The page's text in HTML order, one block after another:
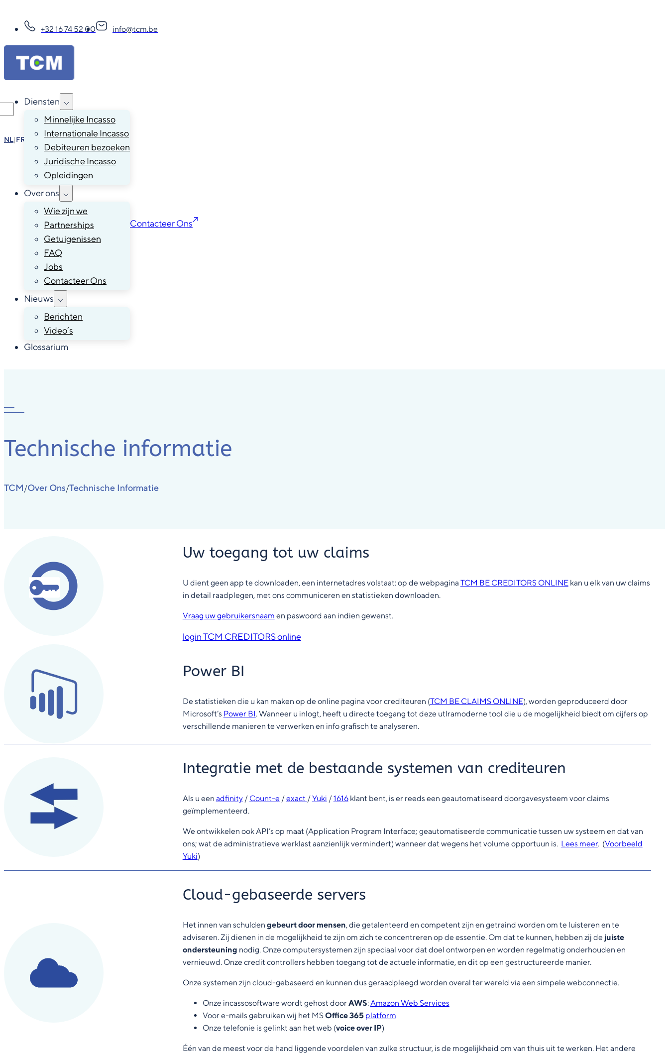
+32 16 74 52 00 info@tcm.be
NL|FR DE
Diensten
Minnelijke Incasso
Internationale Incasso
Debiteuren bezoeken
Juridische Incasso
Opleidingen
Over ons
Wie zijn we
Partnerships
Getuigenissen
FAQ
Jobs
Contacteer Ons
Nieuws
Berichten
Video’s
Glossarium
Contacteer Ons
Technische informatie
TCM/Over Ons/Technische Informatie
Uw toegang tot uw claims
U dient geen app te downloaden, een internetadres volstaat: op de webpagina TCM BE CREDITORS ONLINEkan u elk van uw claims
in detail raadplegen, met ons communiceren en statistieken downloaden.
Vraag uw gebruikersnaam en paswoord aan indien gewenst.
login TCM CREDITORS online
Power BI
De statistieken die u kan maken op de online pagina voor crediteuren (TCM BE CLAIMS ONLINE), worden geproduceerd door
Microsoft’s Power BI. Wanneer u inlogt, heeft u directe toegang tot deze utlramoderne tool die u de mogelijkheid biedt om cijfers op
verschillende manieren te verwerken en info grafisch te analyseren.
Integratie met de bestaande systemen van crediteuren
Als u een adfinity/ Count-e /exact /Yuki /1616klant bent, is er reeds een geautomatiseerd doorgavesysteem voor claims
geïmplementeerd.
We ontwikkelen ook API’s op maat (Application Program Interface; geautomatiseerde communicatie tussen uw systeem en dat van
ons; wat de administratieve werklast aanzienlijk vermindert) wanneer dat wegens het volume opportuun is. Lees meer. (Voorbeeld
Yuki)
Cloud-gebaseerde servers
Het innen van schulden gebeurt door mensen, die getalenteerd en competent zijn en getraind worden om te luisteren en te
adviseren. Zij dienen in de mogelijkheid te zijn om zich te concentreren op de essentie. Om dat te kunnen, hebben zij de juiste
ondersteuning nodig. Onze computersystemen zijn speciaal voor dat doel ontworpen en worden regelmatig onderhouden en
vernieuwd. Onze credit controllers hebben toegang tot de actuele informatie, en dit op een gestructureerde manier.
Onze systemen zijn cloud-gebaseerd en kunnen dus geraadpleegd worden overal ter wereld via een simpele webconnectie.
Onze incassosoftware wordt gehost doorAWS: Amazon Web Services
Voor e-mails gebruiken wij het MSOffice 365 platform
Onze telefonie is gelinkt aan het web (voice over IP)
Één van de meest voor de hand liggende voordelen van zulke structuur, is de mogelijkheid om van thuis uit te werken. Het andere